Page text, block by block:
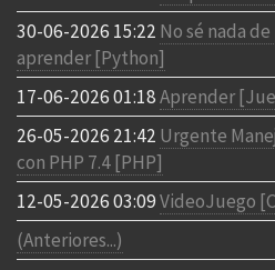
30-06-2026 15:22 No sé nada
aprender [Python]
17-06-2026 01:18Aprender
26-05-2026 21:42 Urgente
con PHP 7.4 [PHP]
12-05-2026 03:09VideoJuego
(Anteriores...)